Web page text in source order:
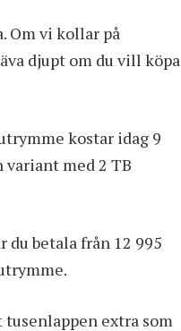
Om vi kollar på
djupt om du vill köpa
kostar idag 9
med 2 TB
du betala från 12 995
tusenlappen extra som